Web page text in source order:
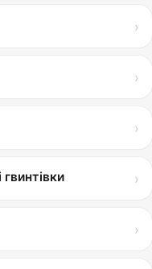
›
›
›
›
›